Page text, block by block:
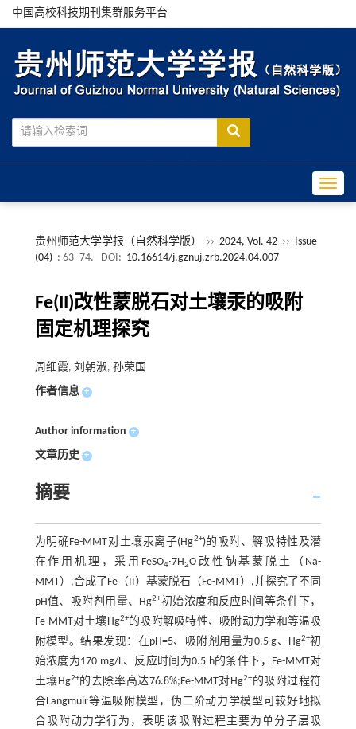
中国高校科技期刊集群服务平台
贵州师范大学学报（自然科学版） ›› 2024, Vol. 42 ››
Issue
(04) : 63 -74. DOI: 10.16614/j.gznuj.zrb.2024.04.007
Fe(II)改性蒙脱石对土壤汞的吸附
固定机理探究
周细霞, 刘朝淑, 孙荣国
作者信息 +
Author information +
文章历史 +
摘要
为明确Fe-MMT对土壤汞离子(Hg2+)的吸附、解吸特性及潜
在作用机理，采用FeSO4·7H2O改性钠基蒙脱土（Na-
MMT）,合成了Fe（II）基蒙脱石（Fe-MMT）,并探究了不同
pH值、吸附剂用量、Hg2+初始浓度和反应时间等条件下，
Fe-MMT对土壤Hg2+的吸附解吸特性、吸附动力学和等温吸
附模型。结果发现：在pH=5、吸附剂用量为0.5 g、Hg2+初
始浓度为170 mg/L、反应时间为0.5 h的条件下，Fe-MMT对
土壤Hg2+的去除率高达76.8%;Fe-MMT对Hg2+的吸附过程符
合Langmuir等温吸附模型，伪二阶动力学模型可较好地拟
合吸附动力学行为，表明该吸附过程主要为单分子层吸